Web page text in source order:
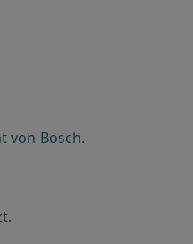
von Bosch.